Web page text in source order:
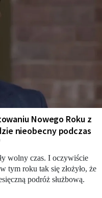
Nowego Roku z
nieobecny podczas
wolny czas. I oczywiście
tym roku tak się złożyło, że
podróż służbową.